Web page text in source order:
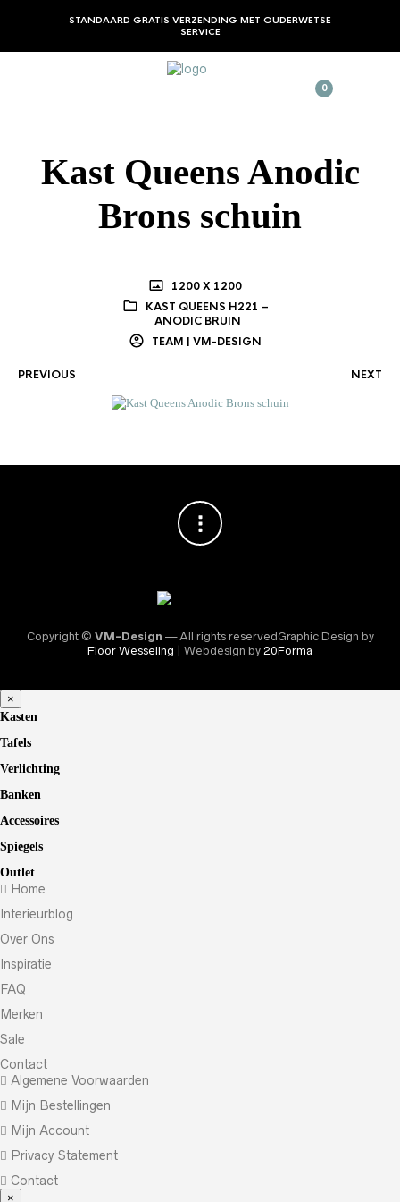
STANDAARD GRATIS VERZENDING MET OUDERWETSE
SERVICE
0
Kast Queens Anodic
Brons schuin
1200 X 1200
KAST QUEENS H221 –
ANODIC BRUIN
TEAM | VM-DESIGN
PREVIOUS NEXT
Copyright © VM-Design — All rights reservedGraphic Design by
Floor Wesseling | Webdesign by 20Forma
×
Kasten
Tafels
Verlichting
Banken
Accessoires
Spiegels
Outlet
Home
Interieurblog
Over Ons
Inspiratie
FAQ
Merken
Sale
Contact
Algemene Voorwaarden
Mijn Bestellingen
Mijn Account
Privacy Statement
Contact
×